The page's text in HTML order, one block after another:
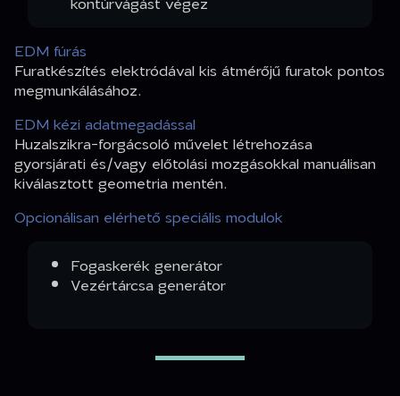
EDM fúrás
Furatkészítés elektródával kis átmérőjű furatok pontos
megmunkálásához.
EDM kézi adatmegadással
Huzalszikra-forgácsoló művelet létrehozása
gyorsjárati és/vagy előtolási mozgásokkal manuálisan
kiválasztott geometria mentén.
Opcionálisan elérhető speciális modulok
Fogaskerék generátor
Vezértárcsa generátor